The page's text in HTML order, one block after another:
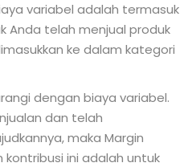
variabel adalah termasuk
Anda telah menjual produk
ke dalam kategori
dengan biaya variabel.
dan telah
maka Margin
ini adalah untuk